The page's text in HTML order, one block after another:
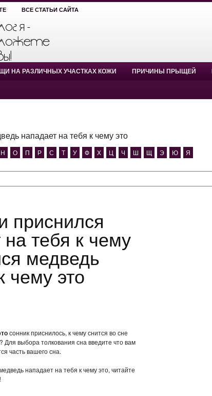
ВСЕ СТАТЬИ САЙТА
НА РАЗЛИЧНЫХ УЧАСТКАХ КОЖИ ПРИЧИНЫ ПРЫЩЕЙ
нападает на тебя к чему это
Н О П Р С Т У Ф Х Ц Ч Ш Щ Э Ю Я
тебя к чему
медведь
чему это
сонник приснилось, к чему снится во сне
Для выбора толкования сна введите что вам
часть вашего сна.
нападает на тебя к чему это, читайте